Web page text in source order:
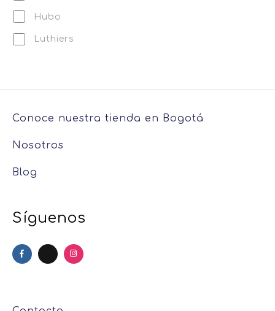
Hubo
Luthiers
Conoce nuestra tienda en Bogotá
Nosotros
Blog
Síguenos